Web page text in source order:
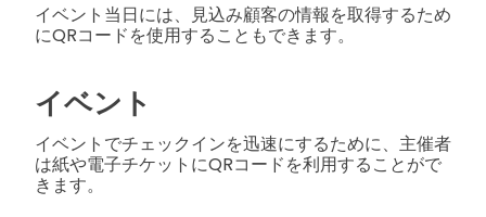
イベント当日には、見込み顧客の情報を取得するため
にQRコードを使用することもできます。
イベント
イベントでチェックインを迅速にするために、主催者
は紙や電子チケットにQRコードを利用することがで
きます。